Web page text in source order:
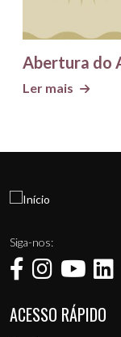
Abertura do
Ler mais
Siga-nos:
Menu de
ACESSO RÁPIDO